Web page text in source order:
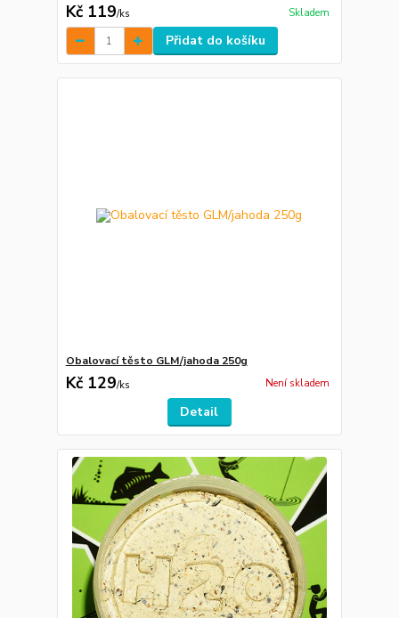
Kč 119/ks Skladem
Přidat do košíku
Obalovací těsto GLM/jahoda 250g
Kč 129/ks Není skladem
Detail